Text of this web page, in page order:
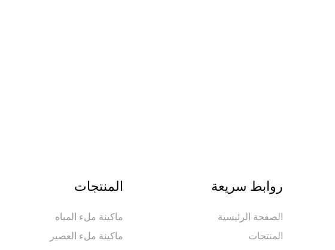
روابط سريعة
الصفحة الرئيسية
المنتجات
المنتجات
ماكينة ملء المياه
ماكينة ملء العصير